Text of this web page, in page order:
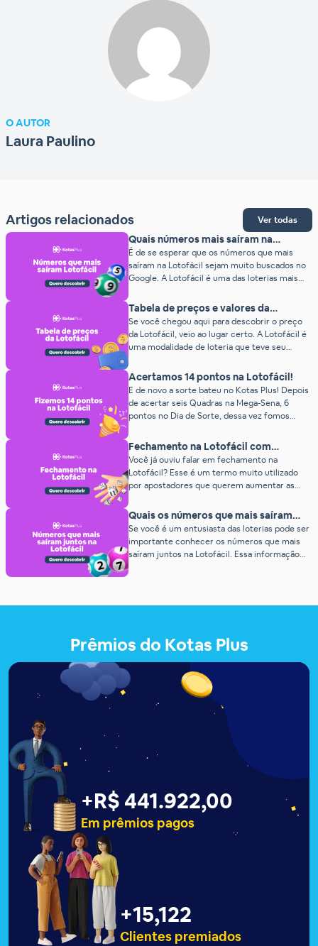
O AUTOR
Laura Paulino
Artigos relacionados Ver todas
Quais números mais saíram na
Lotofácil? (2026)
É de se esperar que os números que mais
saíram na Lotofácil sejam muito buscados no
Google. A Lotofácil é uma das loterias mais
apostadores tentando a sorte todos os dias.
E, justamente por ter uma frequência diária,
são muitos sorteios ao longo dos anos! Isso
quer dizer que […]
Tabela de preços e valores da
Lotofácil (2026)
Se você chegou aqui para descobrir o preço
da Lotofácil, veio ao lugar certo. A Lotofácil é
uma modalidade de loteria que teve seu
primeiro concurso em 2003, pela Caixa
Econômica Federal. Desde então, o jogo se
tornou uma febre entre os apostadores
brasileiros, devido aos prêmios incríveis e
facilidade de jogar. Além das premiações
generosas, […]
Acertamos 14 pontos na Lotofácil!
E de novo a sorte bateu no Kotas Plus! Depois
de acertar seis Quadras na Mega-Sena, 6
pontos no Dia de Sorte, dessa vez fomos
14 pontos! Quem joga no Kotas Plus sabe que
somos muuuito pé-quentes. O bolão vencedor
custou apenas R$10 aos usuários e levou o […]
Fechamento na Lotofácil com
garantia de prêmio!
Você já ouviu falar em fechamento na
Lotofácil? Esse é um termo muito utilizado
por apostadores que querem aumentar as
estratégias inteligentes para reduzir a
quantidade de apostas necessárias. Com as
técnicas certas, é possível montar jogos
otimizados que eliminam repetições e
potencializam suas chances de acerto —
mesmo investindo […]
Quais os números que mais saíram
juntos na Lotofácil?
Se você é um entusiasta das loterias pode ser
importante conhecer os números que mais
saíram juntos na Lotofácil. Essa informação
pode ser valiosa na hora de montar suas
Plus, pode potencializar suas oportunidades
Prêmios do Kotas Plus
+R$ 441.926,00
Em prêmios pagos
+15,127
Clientes premiados